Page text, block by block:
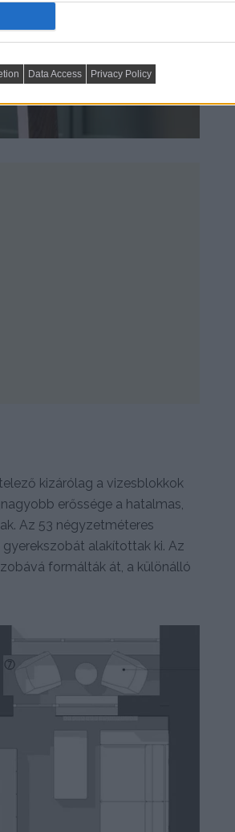
Data Access Privacy Policy
kizárólag a vizesblokkok
erőssége a hatalmas,
Az 53 négyzetméteres
alakítottak ki. Az
formálták át, a különálló